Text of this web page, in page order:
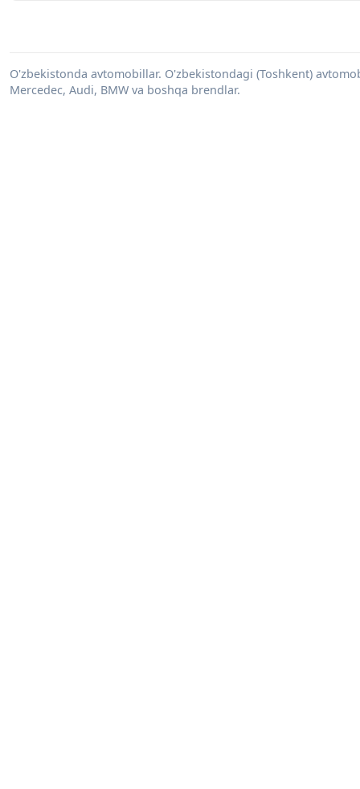
O'zbekistonda avtomobillar. O'zbekistondagi (Toshkent)
Mercedec, Audi, BMW va boshqa brendlar.